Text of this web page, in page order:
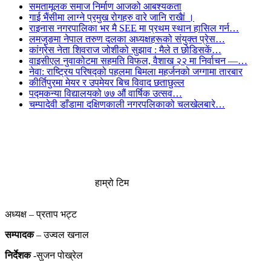
समतामूलक समाज निर्माण आजको आबश्यकता
गाई भैंसीमा लाग्ने प्रमुख रोगहरु वारे जानि राखैां ।
राइनास नगरपालिका भर मै SEE मा प्रथम स्थान हासिल गर्न…
लमजुङमा नेपाल तरुण दलका अध्यक्षहरूको संयुक्त प्रेस…
कांग्रेस नेता शिवराज जोशीको सुझाव : मैले त छोडिसकें…
वाइसीएल नुवाकोटमा सहमति विफल, वैशाख २२ मा निर्वाचन —…
नेवा: राष्ट्रिय परिषद्को पहलमा बिमला महर्जनको जग्गामा तारबार
कीर्तिपुरमा मेयर र उपमेयर बिच विवाद छताछुल्ल
पद्मकन्या विद्यालयको ७७ औं ‌‌वार्षिक ‌उत्सव…
चम्पादेवी डाँडामा दक्षिणकाली नगरपलिकाको चलखेलबारे…
हाम्रो टिम
अध्यक्ष – प्रताप भट्ट
सम्पादक– उज्वल खनाल
निर्देशक-सुजन पोख्रेल